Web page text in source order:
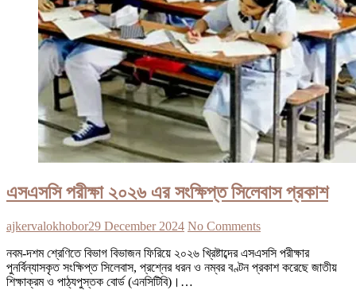
এসএসসি পরীক্ষা ২০২৬ এর সংক্ষিপ্ত সিলেবাস প্রকাশ
ajkervalokhobor29 December 2024 No Comments
নবম-দশম শ্রেণিতে বিভাগ বিভাজন ফিরিয়ে ২০২৬ খ্রিষ্টাব্দের এসএসসি পরীক্ষার
পুনর্বিন্যাসকৃত সংক্ষিপ্ত সিলেবাস, প্রশ্নের ধরন ও নম্বর বণ্টন প্রকাশ করেছে জাতীয়
শিক্ষাক্রম ও পাঠ্যপুস্তক বোর্ড (এনসিটিবি)।…